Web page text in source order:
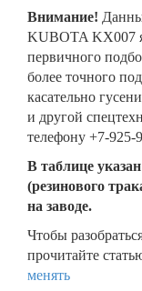
Внимание!
KUBOTA KX007
первичного
более точного
касательно
и другой
телефону +7-925-
В таблице
(резинового
на заводе.
Чтобы
прочитайте
менять